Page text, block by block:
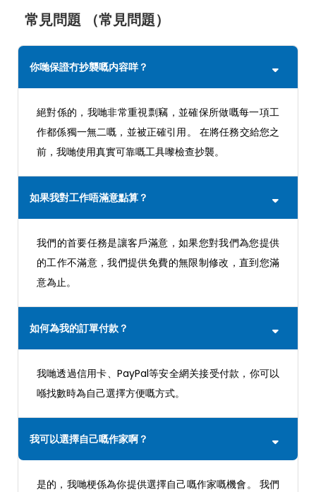
常見問題 （常見問題）
你哋保證冇抄襲嘅内容咩？
絕對係的，我哋非常重視剽竊，並確保所做嘅每一項工
作都係獨一無二嘅，並被正確引用。 在將任務交給您之
前，我哋使用真實可靠嘅工具嚟檢查抄襲。
如果我對工作唔滿意點算？
我們的首要任務是讓客戶滿意，如果您對我們為您提供
的工作不滿意，我們提供免費的無限制修改，直到您滿
意為止。
如何為我的訂單付款？
我哋透過信用卡、PayPal等安全網关接受付款，你可以
喺找數時為自己選擇方便嘅方式。
我可以選擇自己嘅作家啊？
是的，我哋梗係為你提供選擇自己嘅作家嘅機會。 我們